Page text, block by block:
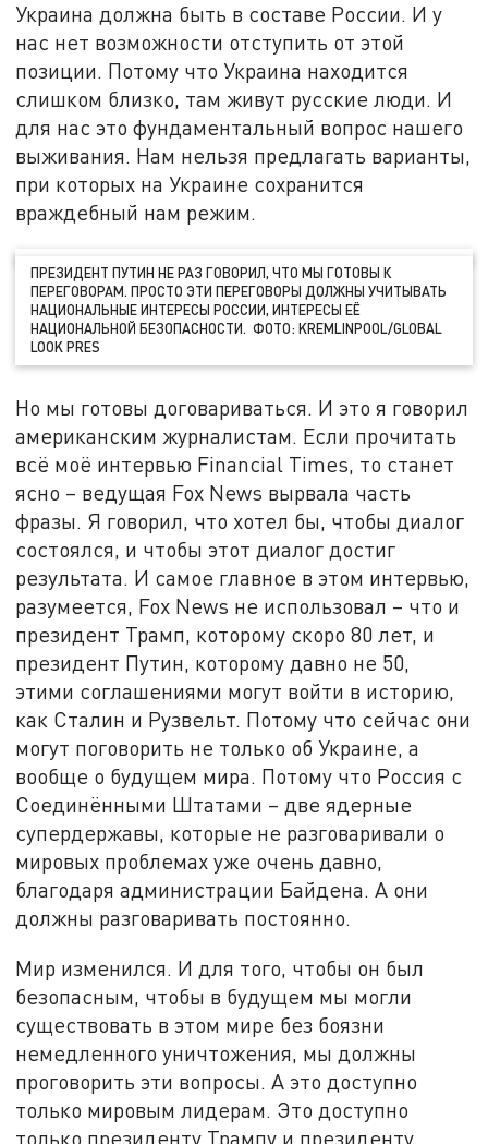
Украина должна быть в составе России. И у
нас нет возможности отступить от этой
позиции. Потому что Украина находится
слишком близко, там живут русские люди. И
для нас это фундаментальный вопрос нашего
выживания. Нам нельзя предлагать варианты,
при которых на Украине сохранится
враждебный нам режим.
ПРЕЗИДЕНТ ПУТИН НЕ РАЗ ГОВОРИЛ, ЧТО МЫ ГОТОВЫ К
ПЕРЕГОВОРАМ. ПРОСТО ЭТИ ПЕРЕГОВОРЫ ДОЛЖНЫ УЧИТЫВАТЬ
НАЦИОНАЛЬНЫЕ ИНТЕРЕСЫ РОССИИ, ИНТЕРЕСЫ ЕЁ
НАЦИОНАЛЬНОЙ БЕЗОПАСНОСТИ. ФОТО: KREMLINPOOL/GLOBAL
LOOK PRES
Но мы готовы договариваться. И это я говорил
американским журналистам. Если прочитать
всё моё интервью Financial Times, то станет
ясно – ведущая Fox News вырвала часть
фразы. Я говорил, что хотел бы, чтобы диалог
состоялся, и чтобы этот диалог достиг
результата. И самое главное в этом интервью,
разумеется, Fox News не использовал – что и
президент Трамп, которому скоро 80 лет, и
президент Путин, которому давно не 50,
этими соглашениями могут войти в историю,
как Сталин и Рузвельт. Потому что сейчас они
могут поговорить не только об Украине, а
вообще о будущем мира. Потому что Россия с
Соединёнными Штатами – две ядерные
супердержавы, которые не разговаривали о
мировых проблемах уже очень давно,
благодаря администрации Байдена. А они
должны разговаривать постоянно.
Мир изменился. И для того, чтобы он был
безопасным, чтобы в будущем мы могли
существовать в этом мире без боязни
немедленного уничтожения, мы должны
проговорить эти вопросы. А это доступно
только мировым лидерам. Это доступно
только президенту Трампу и президенту